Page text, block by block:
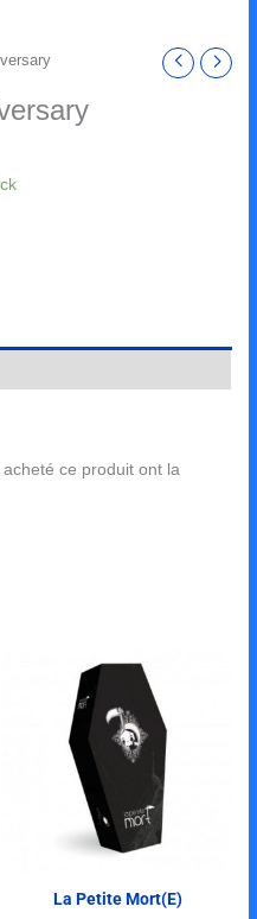
ce produit ont la
La Petite Mort(e)